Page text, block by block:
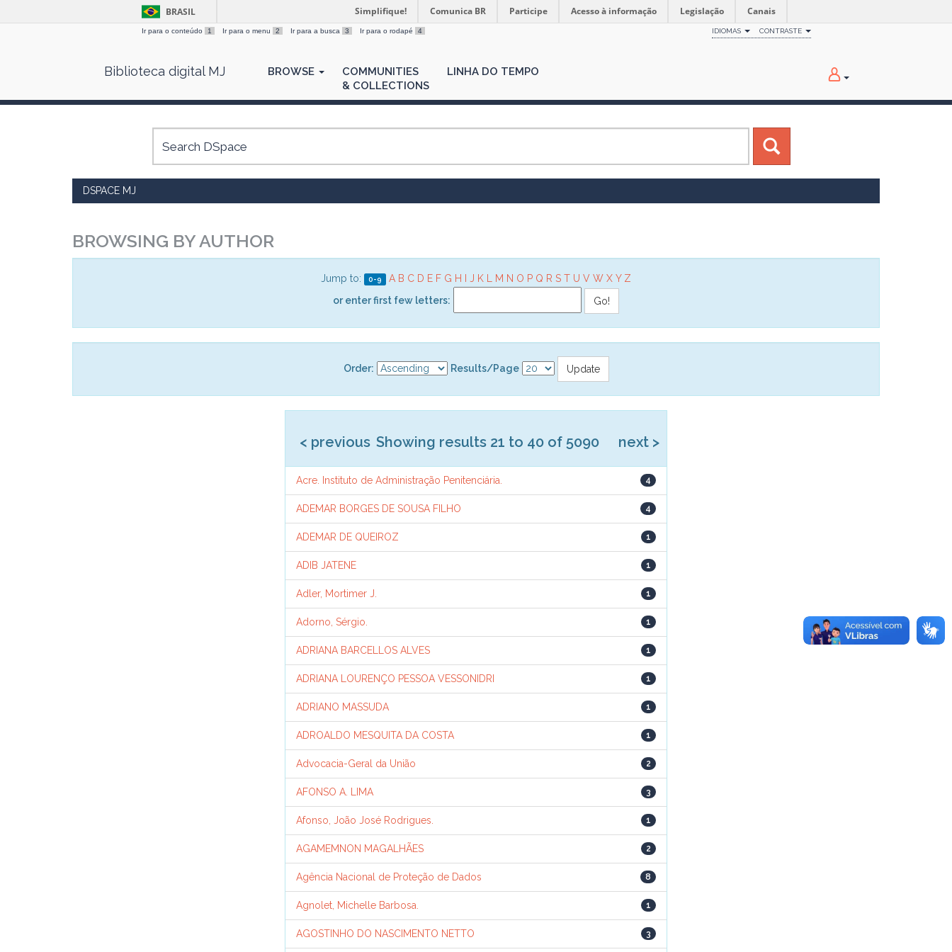
BRASIL Simplifique! Comunica BR Participe Acesso à informação Legislação Canais
Ir para o conteúdo 1 Ir para o menu 2 Ir para a busca 3 Ir para o rodapé 4 IDIOMAS CONTRASTE
Biblioteca digital MJ BROWSE
COMMUNITIES
& COLLECTIONS
LINHA DO TEMPO
DSPACE MJ
BROWSING BY AUTHOR
Jump to: 0-9 A B C D E F G H J K M N O P Q R S T U V W X Y Z
or enter first few letters:
Order: Results/Page
Showing results 21 to 40 of 5090
< previous next >
Acre. Instituto de Administração Penitenciária. 4
ADEMAR BORGES DE SOUSA FILHO 4
ADEMAR DE QUEIROZ 1
ADIB JATENE 1
Adler, Mortimer J. 1
Adorno, Sérgio. 1
ADRIANA BARCELLOS ALVES 1
ADRIANA LOURENÇO PESSOA VESSONIDRI 1
ADRIANO MASSUDA 1
ADROALDO MESQUITA DA COSTA 1
Advocacia-Geral da União 2
AFONSO A. LIMA 3
Afonso, João José Rodrigues. 1
AGAMEMNON MAGALHÃES 2
Agência Nacional de Proteção de Dados 8
Agnolet, Michelle Barbosa. 1
AGOSTINHO DO NASCIMENTO NETTO 3